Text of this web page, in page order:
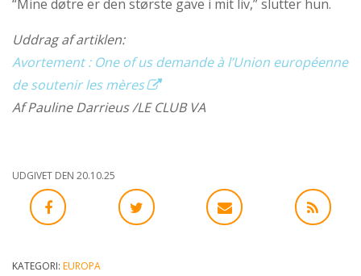
“Mine døtre er den største gave i mit liv,” slutter hun.
Uddrag af artiklen:
Avortement : One of us demande à l’Union européenne
de soutenir les mères
Af Pauline Darrieus /LE CLUB VA
UDGIVET DEN 20.10.25
KATEGORI: EUROPA